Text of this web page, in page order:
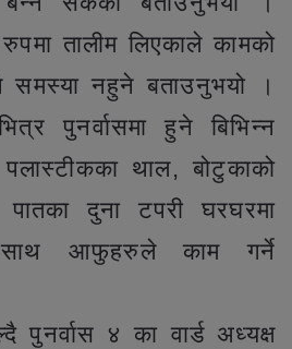
तालीम लिएकाले कामको
समस्या नहुने बताउनुभयो ।
पुनर्वासमा हुने बिभिन्न
पलास्टीकका थाल, बोटुकाको
दुना टपरी घरघरमा
साथ आफुहरुले काम गर्ने
पुनर्वास ४ का वार्ड अध्यक्ष